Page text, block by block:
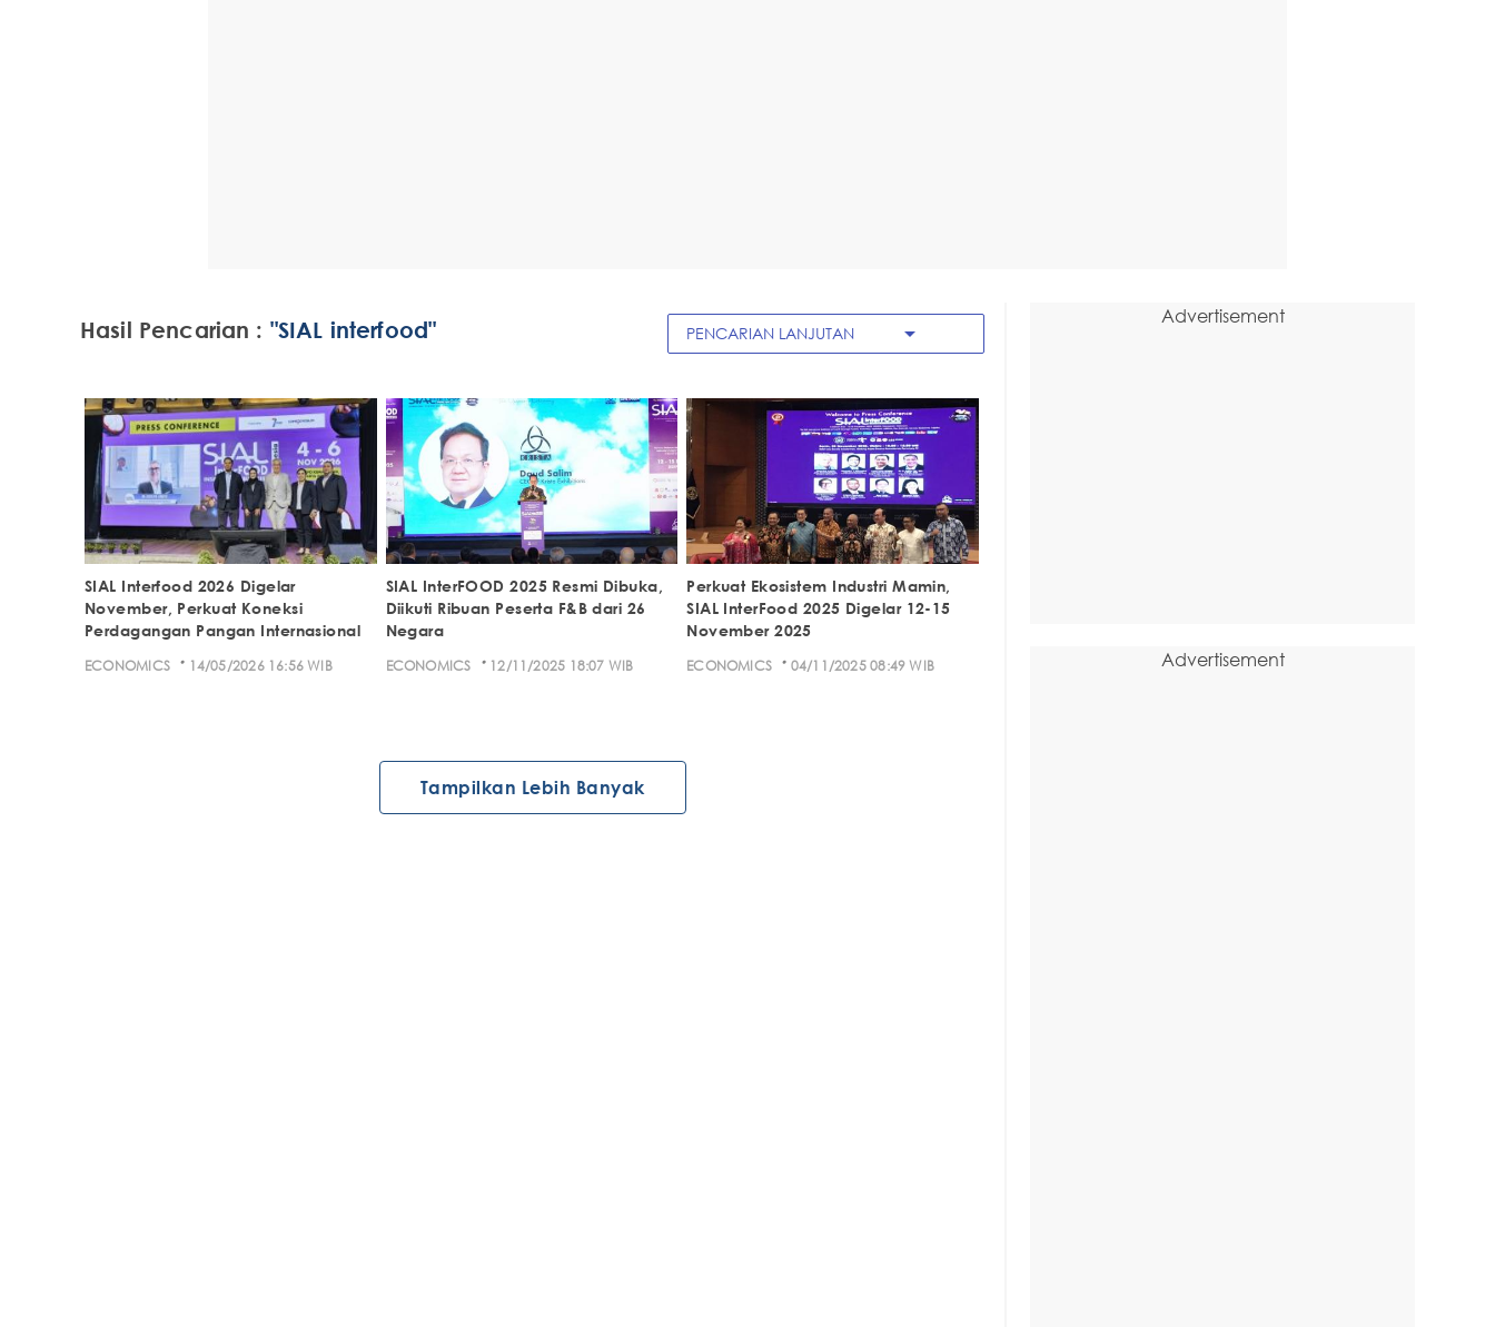
Hasil Pencarian : "SIAL interfood" PENCARIAN LANJUTAN arrow_drop_down
SIAL Interfood 2026 Digelar
November, Perkuat Koneksi
Perdagangan Pangan Internasional
ECONOMICS · 14/05/2026 16:56 WIB
SIAL InterFOOD 2025 Resmi Dibuka,
Diikuti Ribuan Peserta F&B dari 26
Negara
ECONOMICS · 12/11/2025 18:07 WIB
Perkuat Ekosistem Industri Mamin,
SIAL InterFood 2025 Digelar 12-15
November 2025
ECONOMICS · 04/11/2025 08:49 WIB
Tampilkan Lebih Banyak
Advertisement
Advertisement